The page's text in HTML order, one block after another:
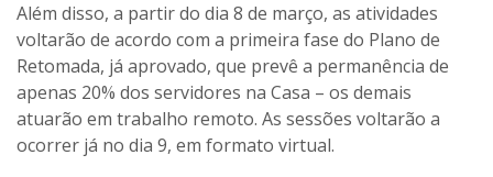
Além disso, a partir do dia 8 de março, as atividades
voltarão de acordo com a primeira fase do Plano de
Retomada, já aprovado, que prevê a permanência de
apenas 20% dos servidores na Casa – os demais
atuarão em trabalho remoto. As sessões voltarão a
ocorrer já no dia 9, em formato virtual.